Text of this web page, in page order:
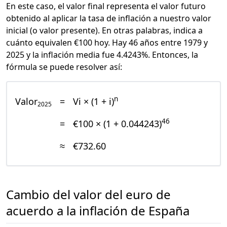
En este caso, el valor final representa el valor futuro
obtenido al aplicar la tasa de inflación a nuestro valor
inicial (o valor presente). En otras palabras, indica a
cuánto equivalen €100 hoy. Hay 46 años entre 1979 y
2025 y la inflación media fue 4.4243%. Entonces, la
fórmula se puede resolver así:
Valor2025 = Vi × (1 + i)n
= €100 × (1 + 0.044243)46
≈ €732.60
Cambio del valor del euro de
acuerdo a la inflación de España